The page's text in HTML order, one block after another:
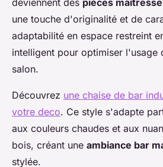
deviennent des pièces
une touche d'originalité et de
adaptabilité en espace restreint
intelligent pour optimiser l'usage
salon.
Découvrez une chaise de bar
votre deco. Ce style s'adapte
aux couleurs chaudes et aux
bois, créant une ambiance bar
stylée.